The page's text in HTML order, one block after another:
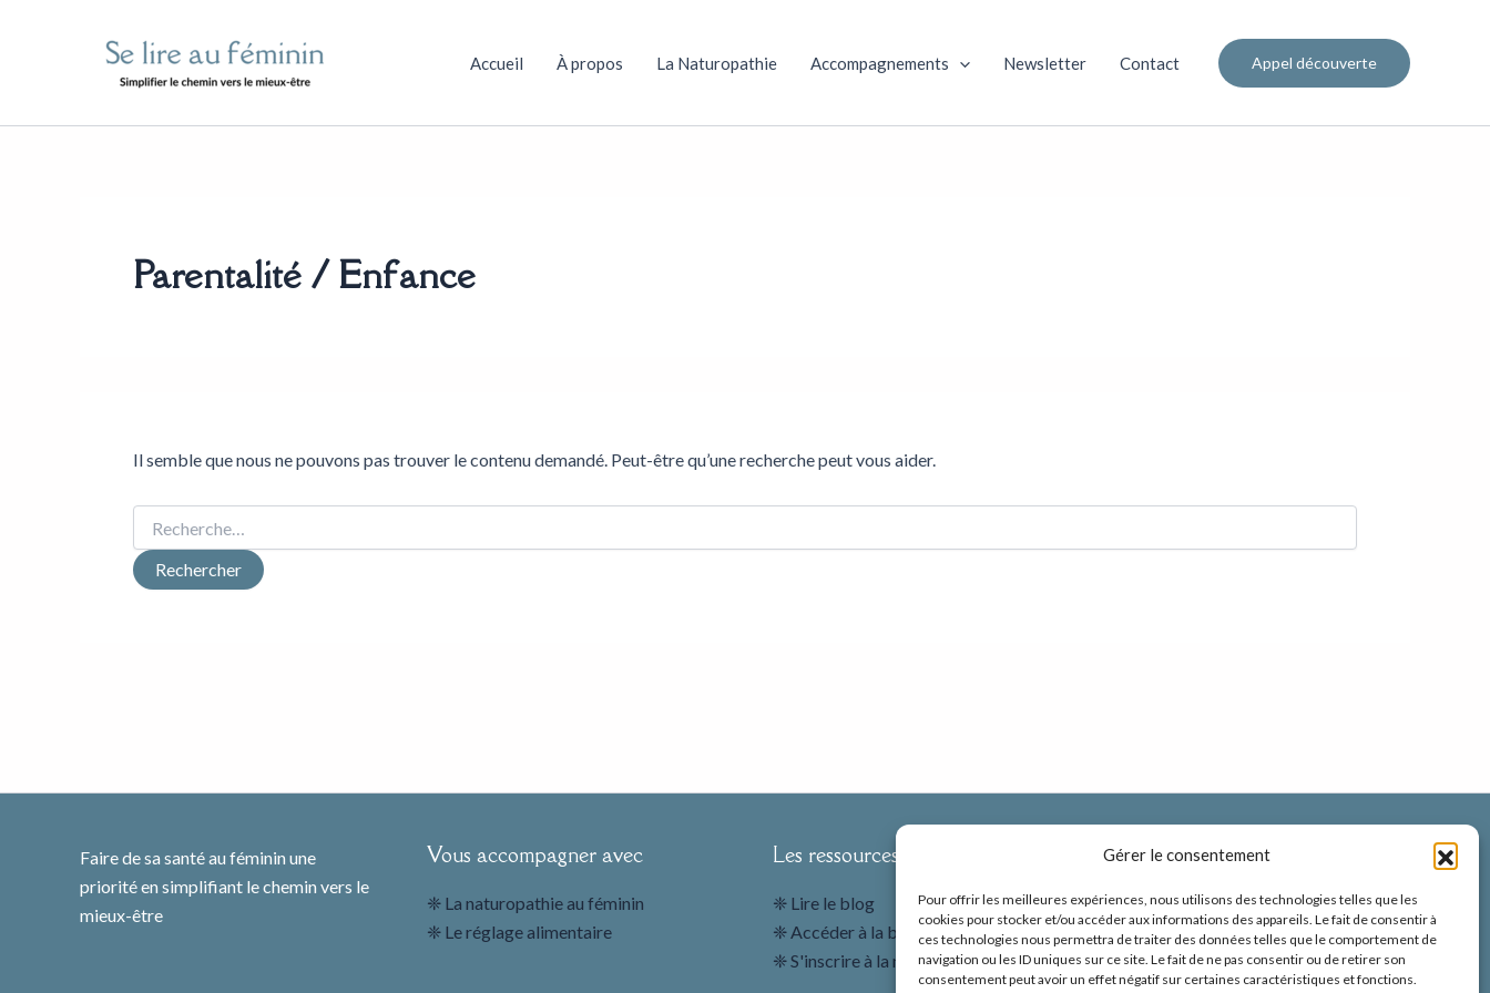
Gérer le consentement
Pour offrir les meilleures expériences, nous utilisons des technologies telles que les
cookies pour stocker et/ou accéder aux informations des appareils. Le fait de consentir à
ces technologies nous permettra de traiter des données telles que le comportement de
navigation ou les ID uniques sur ce site. Le fait de ne pas consentir ou de retirer son
consentement peut avoir un effet négatif sur certaines caractéristiques et fonctions.
Accueil À propos La Naturopathie Accompagnements Newsletter Contact Appel découverte
Parentalité / Enfance
Il semble que nous ne pouvons pas trouver le contenu demandé. Peut-être qu’une recherche peut vous aider.
Faire de sa santé au féminin une
priorité en simplifiant le chemin vers le
mieux-être
Vous accompagner avec
❈ La naturopathie au féminin
❈ Le réglage alimentaire
Les ressources
❈ Lire le blog
❈ Accéder à la bibliothèque
❈ S'inscrire à la newsletter
Échangeons ensemble
❈ Me suivre sur Instagram
Appel découverte